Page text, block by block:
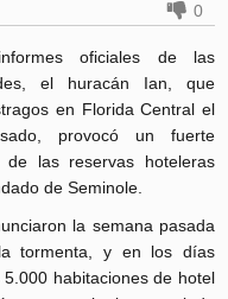
0
oficiales de las
el huracán Ian, que
en Florida Central el
provocó un fuerte
de las reservas hoteleras
de Seminole.
la semana pasada
tormenta, y en los días
habitaciones de hotel